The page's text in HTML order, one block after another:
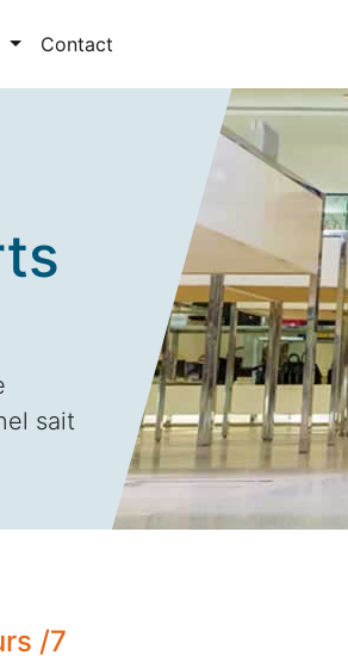
Contact
sait
/7